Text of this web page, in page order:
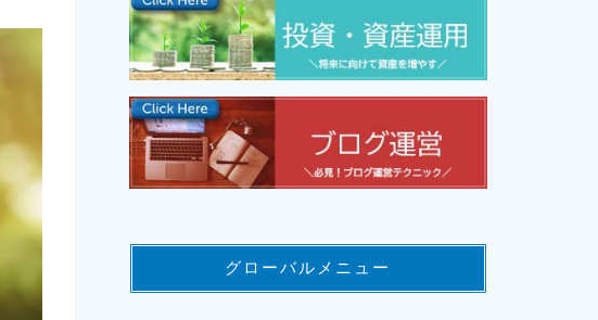
グローバルメニュー